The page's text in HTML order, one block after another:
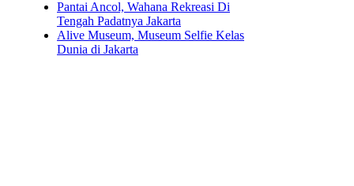
Pantai Ancol, Wahana Rekreasi Di
Tengah Padatnya Jakarta
Alive Museum, Museum Selfie Kelas
Dunia di Jakarta